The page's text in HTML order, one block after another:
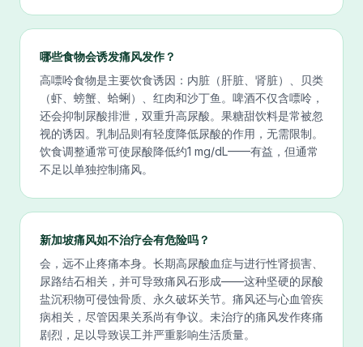
哪些食物会诱发痛风发作？
高嘌呤食物是主要饮食诱因：内脏（肝脏、肾脏）、贝类
（虾、螃蟹、蛤蜊）、红肉和沙丁鱼。啤酒不仅含嘌呤，
还会抑制尿酸排泄，双重升高尿酸。果糖甜饮料是常被忽
视的诱因。乳制品则有轻度降低尿酸的作用，无需限制。
饮食调整通常可使尿酸降低约1 mg/dL——有益，但通常
不足以单独控制痛风。
新加坡痛风如不治疗会有危险吗？
会，远不止疼痛本身。长期高尿酸血症与进行性肾损害、
尿路结石相关，并可导致痛风石形成——这种坚硬的尿酸
盐沉积物可侵蚀骨质、永久破坏关节。痛风还与心血管疾
病相关，尽管因果关系尚有争议。未治疗的痛风发作疼痛
剧烈，足以导致误工并严重影响生活质量。